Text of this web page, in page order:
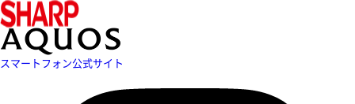
スマートフォン公式サイト